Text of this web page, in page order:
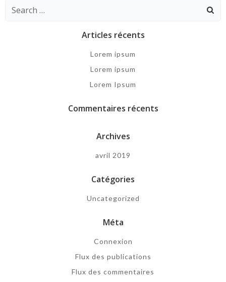
Search
Articles récents
Lorem ipsum
Lorem ipsum
Lorem Ipsum
Commentaires récents
Archives
avril 2019
Catégories
Uncategorized
Méta
Connexion
Flux des publications
Flux des commentaires